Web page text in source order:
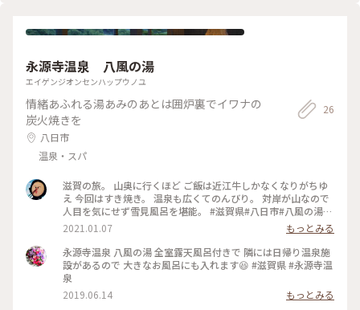
永源寺温泉 八風の湯
エイゲンジオンセンハップウノユ
情緒あふれる湯あみのあとは囲炉裏でイワナの
炭火焼きを
八日市
温泉・スパ
26
滋賀の旅。 山奥に行くほど ご飯は近江牛しかなくなりがちゆ
え 今回はすき焼き。 温泉も広くてのんびり。 対岸が山なので
人目を気にせず雪見風呂を堪能。 #滋賀県#八日市#八風の湯#
夜ご飯#近江牛すき焼き#温泉マイスター
2021.01.07
もっとみる
永源寺温泉 八風の湯 全室露天風呂付きで 隣には日帰り温泉施
設があるので 大きなお風呂にも入れます😆 #滋賀県 #永源寺温
泉
2019.06.14
もっとみる